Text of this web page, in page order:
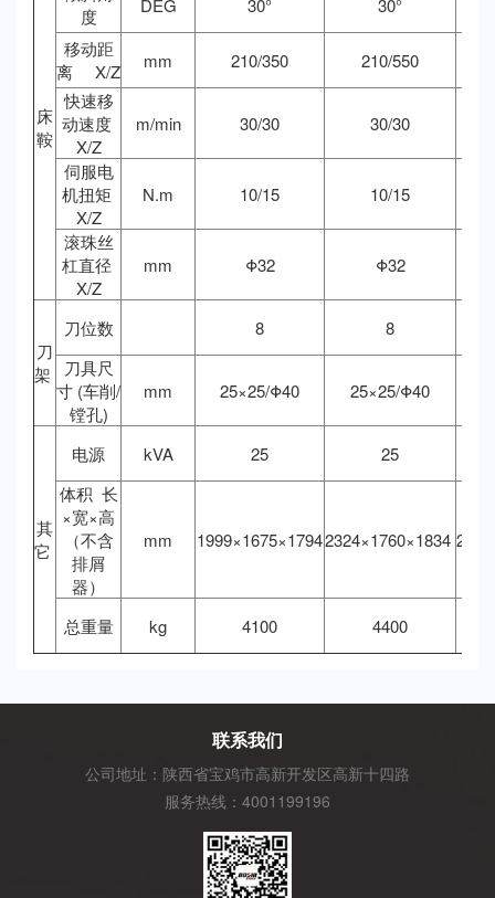
床
鞍
度
DEG 30°
30°
移动距
离 X/Z
mm 210/350 210/550
快速移
动速度
X/Z
m/min 30/30 30/30
伺服电
机扭矩
X/Z
N.m 10/15 10/15
滚珠丝
杠直径
X/Z
mm Φ32 Φ32
刀
架
刀位数 8
8
刀具尺
寸 (车削/
镗孔)
mm 25×25/Φ40 25×25/Φ40
其
它
电源 kVA 25
25
体积 长
×宽×高
（不含
排屑
器）
mm 1999×1675×17942324×1760×1834
总重量 kg 4100 4400
联系我们
公司地址：陕西省宝鸡市高新开发区高新十四路
服务热线：4001199196